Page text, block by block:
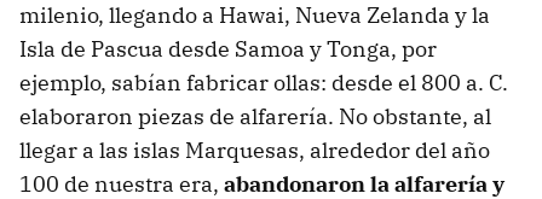
milenio, llegando a Hawai, Nueva Zelanda y la
Isla de Pascua desde Samoa y Tonga, por
ejemplo, sabían fabricar ollas: desde el 800 a. C.
elaboraron piezas de alfarería. No obstante, al
llegar a las islas Marquesas, alrededor del año
100 de nuestra era, abandonaron la alfarería y